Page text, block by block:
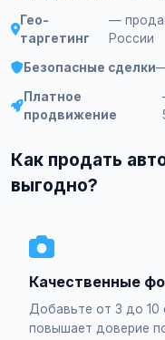
Гео-
таргетинг
—
России
Безопасные сделки
Платное
продвижение
Как продать
выгодно?
Качественные
Добавьте от 3 до 10
повышает доверие